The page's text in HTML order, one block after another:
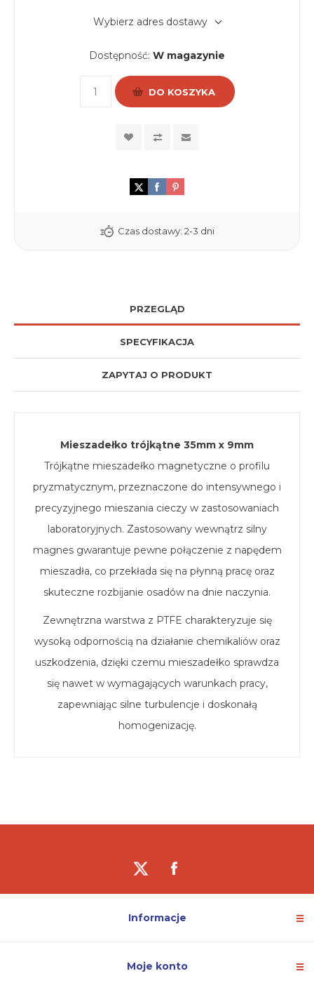
Wybierz adres dostawy
Dostępność: W magazynie
DO KOSZYKA
Czas dostawy: 2-3 dni
PRZEGLĄD
SPECYFIKACJA
ZAPYTAJ O PRODUKT
Mieszadełko trójkątne 35mm x 9mm
Trójkątne mieszadełko magnetyczne o profilu
pryzmatycznym, przeznaczone do intensywnego i
precyzyjnego mieszania cieczy w zastosowaniach
laboratoryjnych. Zastosowany wewnątrz silny
magnes gwarantuje pewne połączenie z napędem
mieszadła, co przekłada się na płynną pracę oraz
skuteczne rozbijanie osadów na dnie naczynia.
Zewnętrzna warstwa z PTFE charakteryzuje się
wysoką odpornością na działanie chemikaliów oraz
uszkodzenia, dzięki czemu mieszadełko sprawdza
się nawet w wymagających warunkach pracy,
zapewniając silne turbulencje i doskonałą
homogenizację.
Informacje
Moje konto